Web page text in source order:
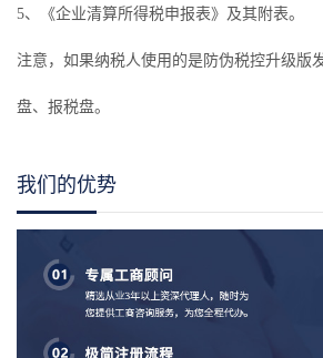
5、《企业清算所得税申报表》及其附表。
注意，如果纳税人使用的是防伪税控升级版
盘、报税盘。
我们的优势